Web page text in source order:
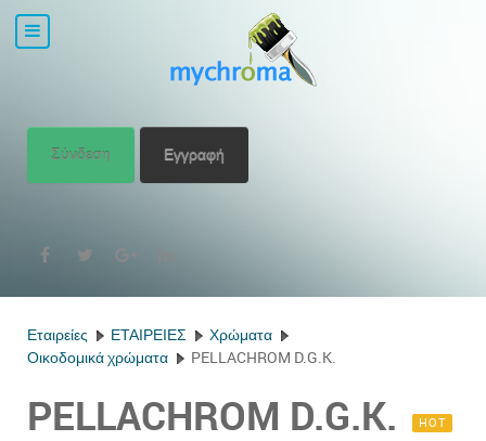
Σύνδεση Εγγραφή
Εταιρείες ΕΤΑΙΡΕΙΕΣ
Χρώματα
Οικοδομικά χρώματα
PELLACHROM D.G.K.
PELLACHROM D.G.K. HOT